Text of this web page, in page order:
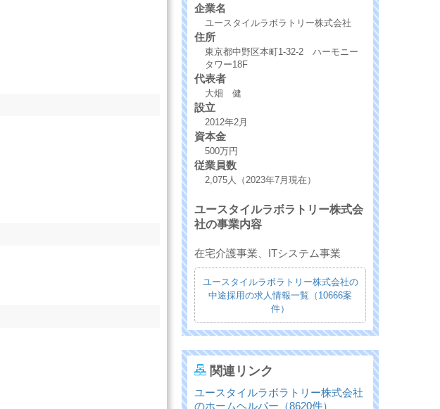
企業名
ユースタイルラボラトリー株式会社
住所
東京都中野区本町1-32-2 ハーモニー
タワー18F
代表者
大畑 健
設立
2012年2月
資本金
500万円
従業員数
2,075人（2023年7月現在）
ユースタイルラボラトリー株式会
社の事業内容
在宅介護事業、ITシステム事業
ユースタイルラボラトリー株式会社の
中途採用の求人情報一覧（10666案
件）
関連リンク
ユースタイルラボラトリー株式会社
のホームヘルパー（8620件）